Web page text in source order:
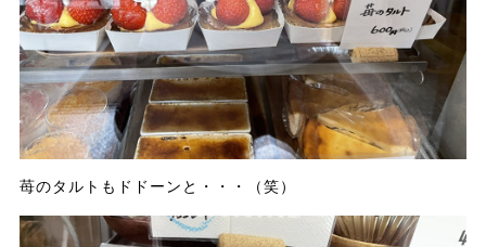
苺のタルトもドドーンと・・・（笑）